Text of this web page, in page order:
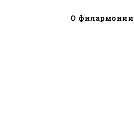
О филармонии